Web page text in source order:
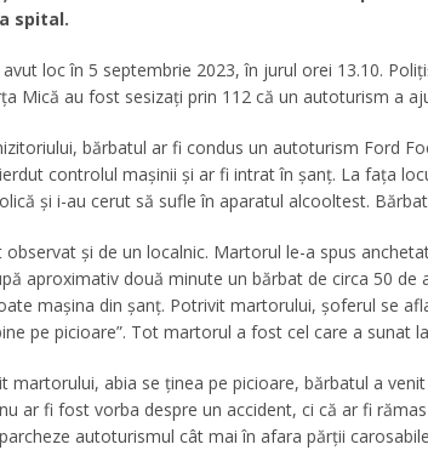
spital.
loc în 5 septembrie 2023, în jurul orei 13.10.
Mică au fost sesizați prin 112 că un autoturism a
bărbatul ar fi condus un autoturism Ford
controlul mașinii și ar fi intrat în șanț. La fața
și i-au cerut să sufle în aparatul alcooltest.
observat și de un localnic. Martorul le-a spus
aproximativ două minute un bărbat de circa 50
mașina din șanț. Potrivit martorului, șoferul se
pe picioare”. Tot martorul a fost cel care a sunat
martorului, abia se ținea pe picioare, bărbatul a
ar fi fost vorba despre un accident, ci că ar fi
autoturismul cât mai în afara părții